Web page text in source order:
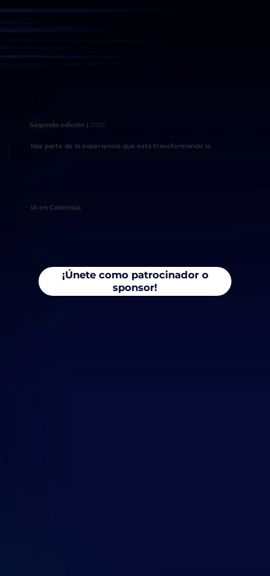
Haz parte de la experiencia que está transformando la
IA en Colombia
¡Únete como patrocinador o
sponsor!
Segunda edición | 2026